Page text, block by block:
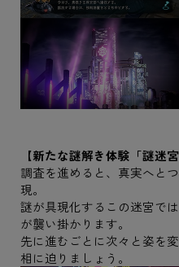
【新たな謎解き体験「謎迷宮
調査を進めると、真実へと
現。
謎が具現化するこの迷宮で
が襲い掛かります。
先に進むごとに次々と姿を
相に迫りましょう。